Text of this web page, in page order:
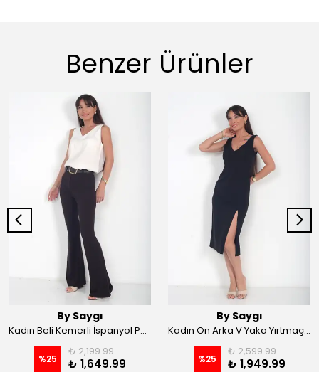
Benzer Ürünler
By Saygı
Kadın Beli Kemerli İspanyol Paça Likralı Krep Pantolon - Kahve
%25
₺ 2,199.99
₺ 1,649.99
By Saygı
Kadın Ön Arka V Yaka Yırtmaçlı Likralı Scuba Midi Elbise - Siyah
%25
₺ 2,599.99
₺ 1,949.99